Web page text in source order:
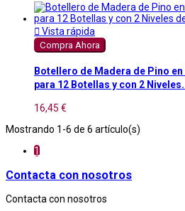
 Vista rápida
Compra Ahora
Botellero de Madera de Pino en
para 12 Botellas y con 2
16,45 €
Mostrando 1-6 de 6 artículo(s)
1
Contacta con nosotros
Contacta con nosotros